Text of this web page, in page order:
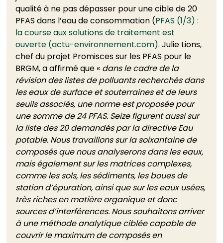
qualité à ne pas dépasser pour une cible de 20
PFAS dans l’eau de consommation (PFAS (1/3) :
la course aux solutions de traitement est
ouverte (actu-environnement.com). Julie Lions,
chef du projet Promisces sur les PFAS pour le
BRGM, a affirmé que « dans le cadre de la
révision des listes de polluants recherchés dans
les eaux de surface et souterraines et de leurs
seuils associés, une norme est proposée pour
une somme de 24 PFAS. Seize figurent aussi sur
la liste des 20 demandés par la directive Eau
potable. Nous travaillons sur la soixantaine de
composés que nous analyserons dans les eaux,
mais également sur les matrices complexes,
comme les sols, les sédiments, les boues de
station d’épuration, ainsi que sur les eaux usées,
très riches en matière organique et donc
sources d’interférences. Nous souhaitons arriver
à une méthode analytique ciblée capable de
couvrir le maximum de composés en